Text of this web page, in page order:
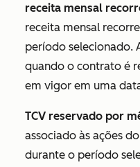
receita mensal
receita mensal
período selecionado.
quando o contrato é
em vigor em uma
TCV reservado por
associado às ações
durante o período